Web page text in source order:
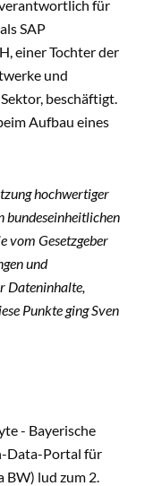
für
SAP
einer Tochter der
und
beschäftigt.
Aufbau eines
hochwertiger
bundeseinheitlichen
vom Gesetzgeber
und
Dateninhalte,
Punkte ging Sven
- Bayerische
Data-Portal für
BW) lud zum 2.